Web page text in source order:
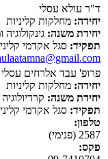
ד"ר עולא עסלי
יחידה: מחלקות קליניות
יחידת משנה: גינקולוגיה
תפקיד: סגל אקדמי קליני
פרופ' עבד אלרחים עסלי
יחידה: מחלקות קליניות
יחידת משנה: קרדיולוגיה
תפקיד: סגל אקדמי קליני
טלפון:
2587 (פנימי)
פקס: